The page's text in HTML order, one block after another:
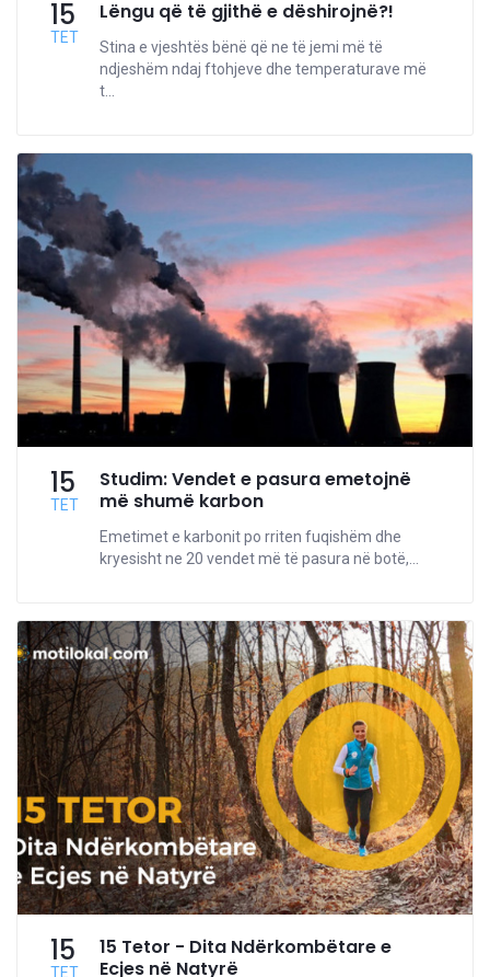
15
TET
Lëngu që të gjithë e dëshirojnë?!
Stina e vjeshtës bënë që ne të jemi më të
ndjeshëm ndaj ftohjeve dhe temperaturave më
t...
15
TET
Studim: Vendet e pasura emetojnë
më shumë karbon
Emetimet e karbonit po rriten fuqishëm dhe
kryesisht ne 20 vendet më të pasura në botë,...
15
TET
15 Tetor - Dita Ndërkombëtare e
Ecjes në Natyrë